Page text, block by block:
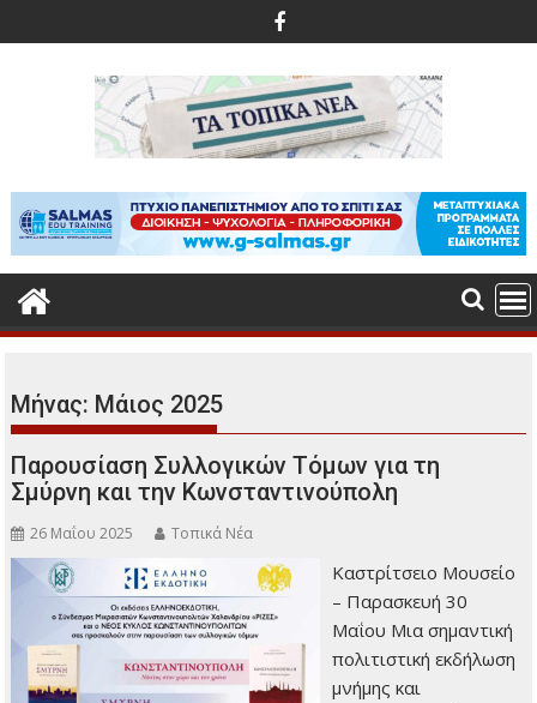
στο
περιεχόμενο
Μήνας: Μάιος 2025
Παρουσίαση Συλλογικών Τόμων για τη
Σμύρνη και την Κωνσταντινούπολη
26 Μαΐου 2025 Τοπικά Νέα
Καστρίτσειο Μουσείο
– Παρασκευή 30
Μαΐου Μια σημαντική
πολιτιστική εκδήλωση
μνήμης και